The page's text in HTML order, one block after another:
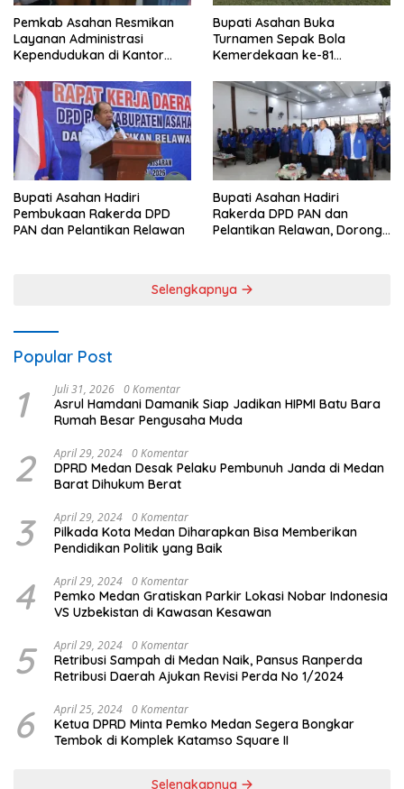
Pemkab Asahan Resmikan
Layanan Administrasi
Kependudukan di Kantor
Bupati Asahan Buka
Turnamen Sepak Bola
Kemerdekaan ke-81
0208/Asahan
Bupati Asahan Hadiri
Pembukaan Rakerda DPD
PAN dan Pelantikan Relawan
Bupati Asahan Hadiri
Rakerda DPD PAN dan
Pelantikan Relawan, Dorong
Selengkapnya
Popular Post
1 Juli 31, 2026 0 Komentar
Asrul Hamdani Damanik Siap Jadikan HIPMI Batu Bara
Rumah Besar Pengusaha Muda
2 April 29, 2024 0 Komentar
DPRD Medan Desak Pelaku Pembunuh Janda di Medan
Barat Dihukum Berat
3 April 29, 2024 0 Komentar
Pilkada Kota Medan Diharapkan Bisa Memberikan
Pendidikan Politik yang Baik
4 April 29, 2024 0 Komentar
Pemko Medan Gratiskan Parkir Lokasi Nobar Indonesia
VS Uzbekistan di Kawasan Kesawan
5 April 29, 2024 0 Komentar
Retribusi Sampah di Medan Naik, Pansus Ranperda
Retribusi Daerah Ajukan Revisi Perda No 1/2024
6 April 25, 2024 0 Komentar
Ketua DPRD Minta Pemko Medan Segera Bongkar
Tembok di Komplek Katamso Square II
Selengkapnya